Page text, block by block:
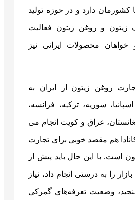
کشورمان دارد و در حوزه تولید
و روغن زیتون فعالیت
محصولات ایرانی نیز
روغن زیتون از ایران به
سوریه، ترکیه، فرانسه،
عراق و کویت انجام می
هم مقصد خوبی برای تجارت
است. با این حال باید پیش از
را به درستی انجام داد، نیاز
وضعیت تعرفه‌های گمرکی